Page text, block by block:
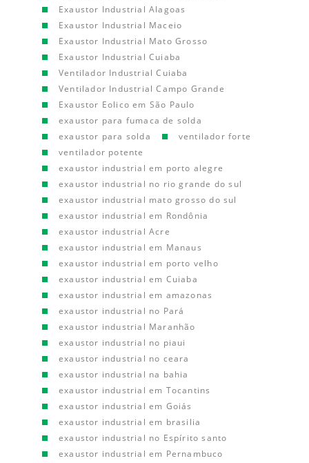
Exaustor Industrial Alagoas
Exaustor Industrial Maceio
Exaustor Industrial Mato Grosso
Exaustor Industrial Cuiaba
Ventilador Industrial Cuiaba
Ventilador Industrial Campo Grande
Exaustor Eolico em São Paulo
exaustor para fumaca de solda
exaustor para solda
ventilador forte
ventilador potente
exaustor industrial em porto alegre
exaustor industrial no rio grande do sul
exaustor industrial mato grosso do sul
exaustor industrial em Rondônia
exaustor industrial Acre
exaustor industrial em Manaus
exaustor industrial em porto velho
exaustor industrial em Cuiaba
exaustor industrial em amazonas
exaustor industrial no Pará
exaustor industrial Maranhão
exaustor industrial no piaui
exaustor industrial no ceara
exaustor industrial na bahia
exaustor industrial em Tocantins
exaustor industrial em Goiás
exaustor industrial em brasilia
exaustor industrial no Espírito santo
exaustor industrial em Pernambuco